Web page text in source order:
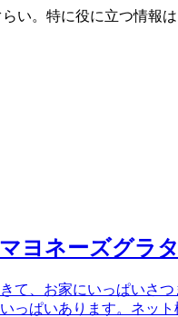
い。特に役に立つ情報は
ヨネーズグラ
て、お家にいっぱいさ
っぱいあります。ネッ